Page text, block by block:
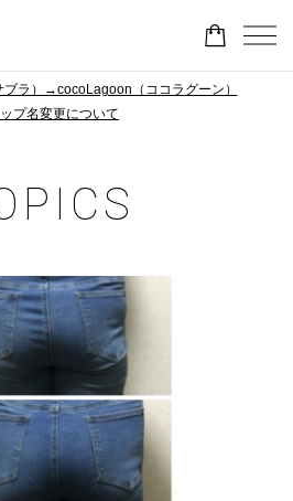
ブラ）→cocoLagoon（ココラグーン）
プ名変更について